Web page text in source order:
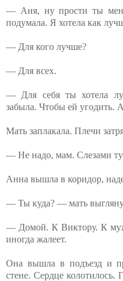
— Аня, ну прости ты
подумала. Я хотела как
— Для кого лучше?
— Для всех.
— Для себя ты хотела
забыла. Чтобы ей угодить.
Мать заплакала. Плечи
— Не надо, мам. Слезами
Анна вышла в коридор,
— Ты куда? — мать
— Домой. К Виктору. К
иногда жалеет.
Она вышла в подъезд и
стене. Сердце колотилось.